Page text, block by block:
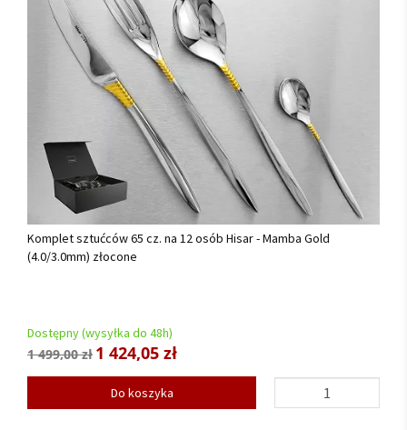
Komplet sztućców 65 cz. na 12 osób Hisar - Mamba Gold
(4.0/3.0mm) złocone
Dostępny (wysyłka do 48h)
1 499,00 zł 1 424,05 zł
Do koszyka